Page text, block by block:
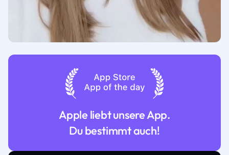
Apple liebt unsere App.
Du bestimmt auch!